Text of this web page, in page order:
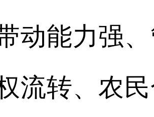
动能力强
流转、农